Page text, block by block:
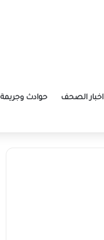
اخبار الصحف حوادث وجريمة